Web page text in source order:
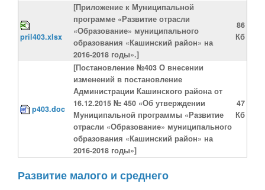
pril403.xlsx
[Приложение к Муниципальной
программе «Развитие отрасли
«Образование» муниципального
образования «Кашинский район» на
2016-2018 годы».]
86
Кб
p403.doc
[Постановление №403 О внесении
изменений в постановление
Администрации Кашинского района от
16.12.2015 № 450 «Об утверждении
Муниципальной программы «Развитие
отрасли «Образование» муниципального
образования «Кашинский район» на
2016-2018 годы»]
47
Кб
Развитие малого и среднего